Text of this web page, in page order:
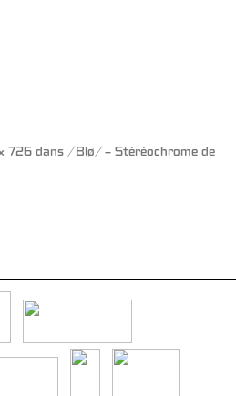
726 dans /Blø/ – Stéréochrome de